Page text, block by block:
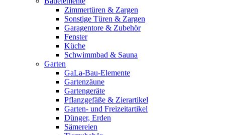
Zimmertüren & Zargen
Sonstige Türen & Zargen
Garagentore & Zubehör
Fenster
Küche
Schwimmbad & Sauna
Garten
GaLa-Bau-Elemente
Gartenzäune
Gartengeräte
Pflanzgefäße & Zierartikel
Garten- und Freizeitartikel
Dünger, Erden
Sämereien